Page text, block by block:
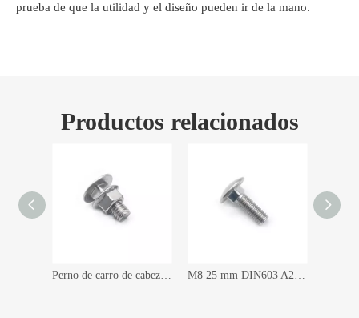
prueba de que la utilidad y el diseño pueden ir de la mano.
Productos relacionados
Perno de carro de cabeza redonda DIN603 de acero inoxidable M10 con tuerca con brida M8 25 mm DIN603 A2 Acero inoxidable 304 316 Perno de carro de cuello cuadrado